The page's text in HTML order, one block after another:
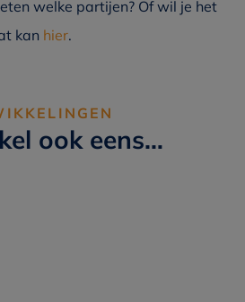
welke partijen? Of wil je het
kan hier.
ook eens…